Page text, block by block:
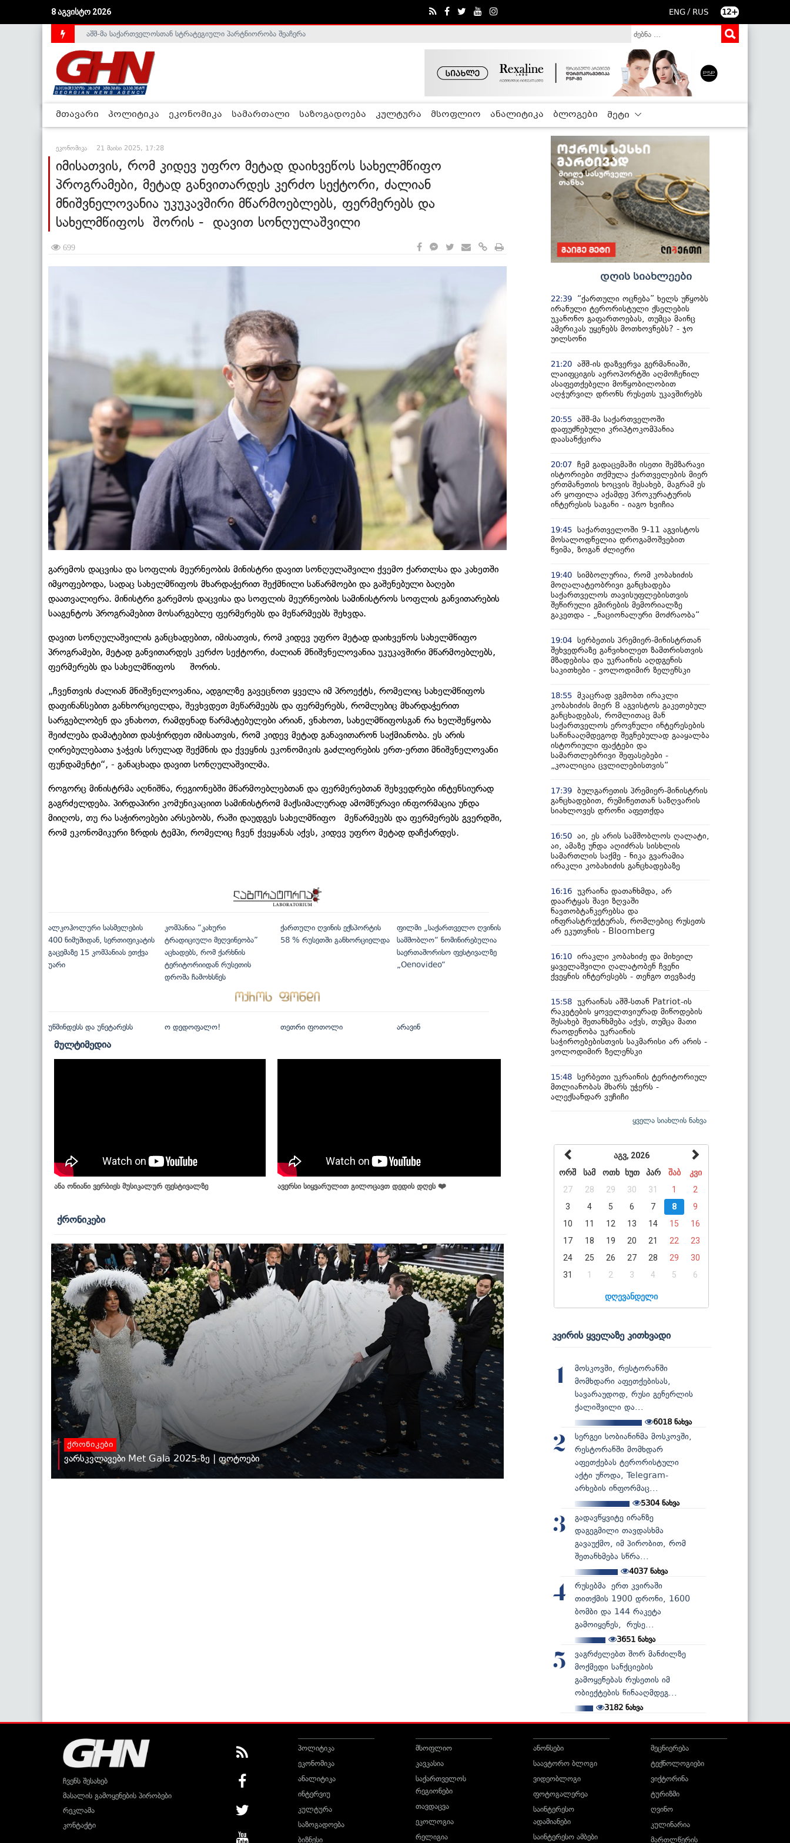
8 აგვისტო 2026 ENG / RUS 12+
საქართველოს დე-ფაქტო მთავრობა არალეგიტიმურია - ჰელსინკის კომისია
აშშ-მა საქართველოსთან სტრატეგიული პარტნიორობა შეაჩერა
მთავარი პოლიტიკა ეკონომიკა სამართალი საზოგადოება კულტურა მსოფლიო ანალიტიკა ბლოგები მეტი
ეკონომიკა 21 მაისი 2025, 17:28
იმისათვის, რომ კიდევ უფრო მეტად დაიხვეწოს სახელმწიფო
პროგრამები, მეტად განვითარდეს კერძო სექტორი, ძალიან
მნიშვნელოვანია უკუკავშირი მწარმოებლებს, ფერმერებს და
სახელმწიფოს შორის - დავით სონღულაშვილი
699
გარემოს დაცვისა და სოფლის მეურნეობის მინისტრი დავით სონღულაშვილი ქვემო ქართლსა და კახეთში
იმყოფებოდა, სადაც სახელმწიფოს მხარდაჭერით შექმნილი საწარმოები და გაშენებული ბაღები
დაათვალიერა. მინისტრი გარემოს დაცვისა და სოფლის მეურნეობის სამინისტროს სოფლის განვითარების
სააგენტოს პროგრამებით მოსარგებლე ფერმერებს და მეწარმეებს შეხვდა.
დავით სონღულაშვილის განცხადებით, იმისათვის, რომ კიდევ უფრო მეტად დაიხვეწოს სახელმწიფო
პროგრამები, მეტად განვითარდეს კერძო სექტორი, ძალიან მნიშვნელოვანია უკუკავშირი მწარმოებლებს,
ფერმერებს და სახელმწიფოს შორის.
„ჩვენთვის ძალიან მნიშვნელოვანია, ადგილზე გავეცნოთ ყველა იმ პროექტს, რომელიც სახელმწიფოს
დაფინანსებით განხორციელდა, შევხვდეთ მეწარმეებს და ფერმერებს, რომლებიც მხარდაჭერით
სარგებლობენ და ვნახოთ, რამდენად წარმატებულები არიან, ვნახოთ, სახელმწიფოსგან რა ხელშეწყობა
შეიძლება დამატებით დასჭირდეთ იმისათვის, რომ კიდევ მეტად განავითარონ საქმიანობა. ეს არის
ღირებულებათა ჯაჭვის სრულად შექმნის და ქვეყნის ეკონომიკის გაძლიერების ერთ-ერთი მნიშვნელოვანი
ფუნდამენტი“, - განაცხადა დავით სონღულაშვილმა.
როგორც მინისტრმა აღნიშნა, რეგიონებში მწარმოებლებთან და ფერმერებთან შეხვედრები ინტენსიურად
გაგრძელდება. პირდაპირი კომუნიკაციით სამინისტრომ მაქსიმალურად ამომწურავი ინფორმაცია უნდა
მიიღოს, თუ რა საჭიროებები არსებობს, რაში დაუდგეს სახელმწიფო მეწარმეებს და ფერმერებს გვერდში,
რომ ეკონომიკური ზრდის ტემპი, რომელიც ჩვენ ქვეყანას აქვს, კიდევ უფრო მეტად დაჩქარდეს.
ალკოჰოლური სასმელების
400 ნიმუშიდან, სერთიფიკატის
გაცემაზე 15 კომპანიას ეთქვა
უარი
კომპანია “კახური
ტრადიციული მეღვინეობა”
აცხადებს, რომ ქარხნის
ტერიტორიიდან რუსეთის
დროშა ჩამოხსნეს
ქართული ღვინის ექსპორტის
58 % რუსეთში განხორციელდა
ფილმი „საქართველო ღვინის
სამშობლო“ ნომინირებულია
საერთაშორისო ფესტივალზე
„Oenovideo“
უწმინდესს და უნეტარესს ო დედოფალო! თეთრი ფოთოლი არავინ
მულტიმედია
ანა ონიანი ვერბიეს მუსიკალურ ფესტივალზე ავერსი სიყვარულით გილოცავთ დედის დღეს ❤️
ქრონიკები
ქრონიკები
ვარსკვლავები Met Gala 2025-ზე | ფოტოები
დღის სიახლეები
22:39
“ქართული ოცნება” ხელს უწყობს
ირანული ტერორისტული ქსელების
უკანონო გაფართოებას, თუმცა მაინც
ამერიკას უყენებს მოთხოვნებს? - ჯო
უილსონი
21:20 აშშ-ის დაზვერვა გერმანიაში,
ლაიფციგის აეროპორტში აღმოჩენილ
ასაფეთქებელი მოწყობილობით
აღჭურვილ დრონს რუსეთს უკავშირებს
20:55 აშშ-მა საქართველოში
დაფუძნებული კრიპტოკომპანია
დაასანქცირა
20:07 ჩემ გადაცემაში ისეთი შემზარავი
ისტორიები თქმულა ქართველების მიერ
ერთმანეთის ხოცვის შესახებ, მაგრამ ეს
არ ყოფილა აქამდე პროკურატურის
ინტერესის საგანი - იაგო ხვიჩია
19:45 საქართველოში 9-11 აგვისტოს
მოსალოდნელია დროგამოშვებით
წვიმა, ზოგან ძლიერი
19:40 სიმბოლურია, რომ კობახიძის
მოღალატეობრივი განცხადება
საქართველოს თავისუფლებისთვის
შეწირული გმირების მემორიალზე
გაკეთდა - „ნაციონალური მოძრაობა“
19:04 სერბეთის პრემიერ-მინისტრთან
შეხვედრაზე განვიხილეთ ზამთრისთვის
მზადებისა და უკრაინის აღდგენის
საკითხები - ვოლოდიმირ ზელენსკი
18:55 მკაცრად ვგმობთ ირაკლი
კობახიძის მიერ 8 აგვისტოს გაკეთებულ
განცხადებას, რომლითაც მან
საქართველოს ეროვნული ინტერესების
საწინააღმდეგოდ შეგნებულად გააყალბა
ისტორიული ფაქტები და
სამართლებრივი შეფასებები -
„კოალიცია ცვლილებისთვის“
17:39 ბულგარეთის პრემიერ-მინისტრის
განცხადებით, რუმინეთთან საზღვარის
სიახლოვეს დრონი აფეთქდა
16:50 აი, ეს არის სამშობლოს ღალატი,
აი, ამაზე უნდა აღიძრას სისხლის
სამართლის საქმე - ნიკა გვარამია
ირაკლი კობახიძის განცხადებაზე
16:16 უკრაინა დათანხმდა, არ
დაარტყას შავი ზღვაში
ნავთობტანკერებსა და
ინფრასტრუქტურას, რომლებიც რუსეთს
არ ეკუთვნის - Bloomberg
16:10 ირაკლი კობახიძე და მიხეილ
ყაველაშვილი ღალატობენ ჩვენი
ქვეყნის ინტერესებს - თენგო თევზაძე
15:58 უკრაინას აშშ-სთან Patriot-ის
რაკეტების ყოველთვიურად მიწოდების
შესახებ შეთანხმება აქვს, თუმცა მათი
რაოდენობა უკრაინის
საჭიროებებისთვის საკმარისი არ არის -
ვოლოდიმირ ზელენსკი
15:48 სერბეთი უკრაინის ტერიტორიულ
მთლიანობას მხარს უჭერს -
ალექსანდარ ვუჩიჩი
ყველა სიახლის ნახვა
აგვ, 2026
ორშ
სამ ოთხ ხუთ პარ შაბ
კვი
27
28 29 30 31 1
2
3
4 5 6 7 8
9
10
11 12 13 14 15
16
17
18 19 20 21 22
23
24
25 26 27 28 29
30
31
1 2 3 4 5 6
დღევანდელი
კვირის ყველაზე კითხვადი
1
მოსკოვში, რესტორანში
მომხდარი აფეთქებისას,
სავარაუდოდ, რუსი გენერლის
ქალიშვილი და...
6018 ნახვა
2
სერგეი სობიანინმა მოსკოვში,
რესტორანში მომხდარ
აფეთქებას ტერორისტული
აქტი უწოდა, Telegram-
არხების ინფორმაც...
5304ნახვა
3
გადავწყვიტე ირანზე
დაგეგმილი თავდასხმა
გავაუქმო, იმ პირობით, რომ
შეთანხმება სწრა...
4037ნახვა
4
რუსებმა ერთ კვირაში
თითქმის 1900 დრონი, 1600
ბომბი და 144 რაკეტა
გამოიყენეს, რუსე...
3651ნახვა
5
ვაგრძელებთ შორ მანძილზე
მოქმედი სანქციების
გამოყენებას რუსეთის იმ
ობიექტების წინააღმდეგ...
3182 ნახვა
ჩვენს შესახებ
მასალის გამოყენების პირობები
რეკლამა
კონტაქტი
პოლიტიკა
ეკონომიკა
ანალიტიკა
ინტერვიუ
კულტურა
საზოგადოება
ბიზნესი
მსოფლიო
კავკასია
საქართველოს
რეგიონები
თავდაცვა
ეკოლოგია
რელიგია
ანონსები
საავტორო ბლოგი
ვიდეობლოგი
ფოტოგალერეა
საინტერესო
ადამიანები
საინტერესო ამბები
მეცნიერება
ტექნოლოგიები
ვიქტორინა
ტურიზმი
ღვინო
კულინარია
მართლწერის